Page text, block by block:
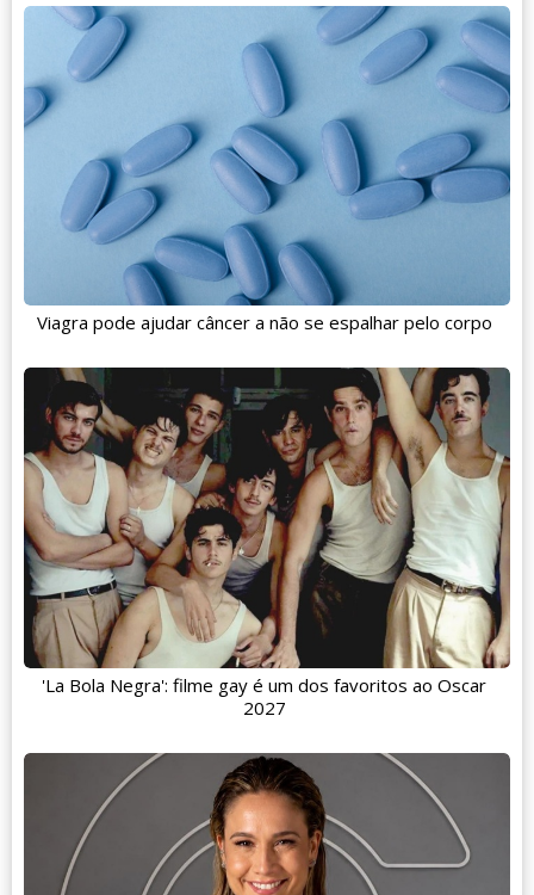
Viagra pode ajudar câncer a não se espalhar pelo corpo
'La Bola Negra': filme gay é um dos favoritos ao Oscar
2027